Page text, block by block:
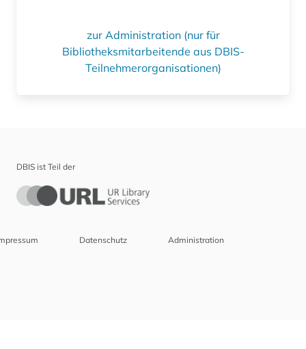
zur Administration (nur für
Bibliotheksmitarbeitende aus DBIS-
Teilnehmerorganisationen)
DBIS ist Teil der
Datenschutz Administration